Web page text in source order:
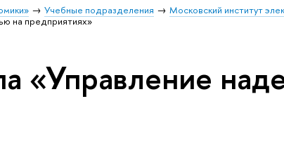
Учебные подразделения
Московский институт
на предприятиях»
«Управление